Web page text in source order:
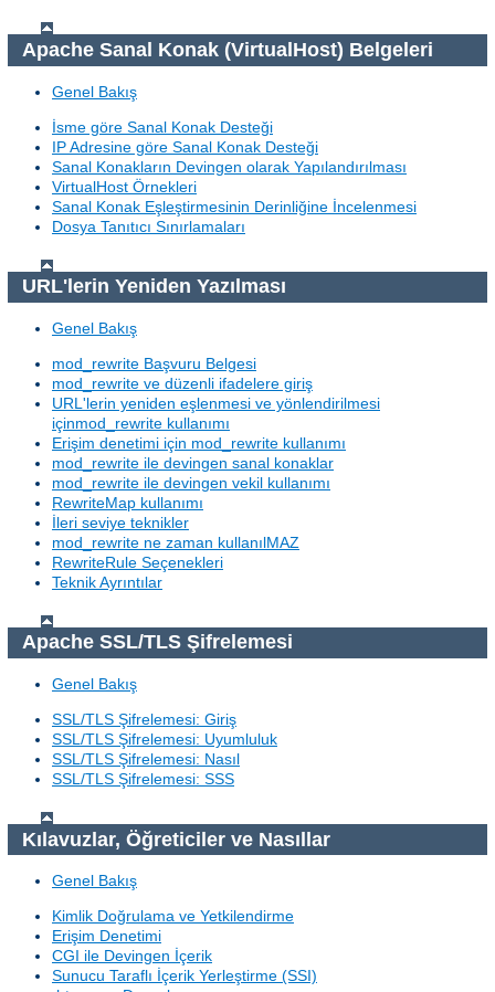
Apache Sanal Konak (VirtualHost) Belgeleri
Genel Bakış
İsme göre Sanal Konak Desteği
IP Adresine göre Sanal Konak Desteği
Sanal Konakların Devingen olarak Yapılandırılması
VirtualHost Örnekleri
Sanal Konak Eşleştirmesinin Derinliğine İncelenmesi
Dosya Tanıtıcı Sınırlamaları
URL'lerin Yeniden Yazılması
Genel Bakış
mod_rewrite Başvuru Belgesi
mod_rewrite ve düzenli ifadelere giriş
URL'lerin yeniden eşlenmesi ve yönlendirilmesi
içinmod_rewrite kullanımı
Erişim denetimi için mod_rewrite kullanımı
mod_rewrite ile devingen sanal konaklar
mod_rewrite ile devingen vekil kullanımı
RewriteMap kullanımı
İleri seviye teknikler
mod_rewrite ne zaman kullanılMAZ
RewriteRule Seçenekleri
Teknik Ayrıntılar
Apache SSL/TLS Şifrelemesi
Genel Bakış
SSL/TLS Şifrelemesi: Giriş
SSL/TLS Şifrelemesi: Uyumluluk
SSL/TLS Şifrelemesi: Nasıl
SSL/TLS Şifrelemesi: SSS
Kılavuzlar, Öğreticiler ve Nasıllar
Genel Bakış
Kimlik Doğrulama ve Yetkilendirme
Erişim Denetimi
CGI ile Devingen İçerik
Sunucu Taraflı İçerik Yerleştirme (SSI)